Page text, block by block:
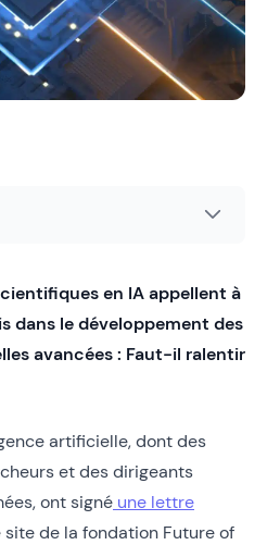
en IA appellent à
dans le développement des
avancées : Faut-il ralentir
artificielle, dont des
et des dirigeants
ont signé une lettre
site de la fondation Future of